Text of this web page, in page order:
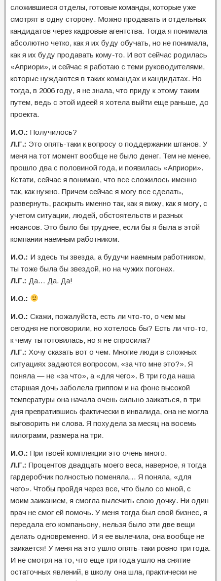
сложившиеся отделы, готовые команды, которые уже
смотрят в одну сторону. Можно продавать и отдельных
кандидатов через кадровые агентства. Тогда я понимала
абсолютно четко, как я их буду обучать, но не понимала,
как я их буду продавать кому-то. И вот сейчас родилась
«Априори», и сейчас я работаю с теми руководителями,
которые нуждаются в таких командах и кандидатах. Но
тогда, в 2006 году, я не знала, что приду к этому таким
путем, ведь с этой идеей я хотела выйти еще раньше, до
проекта.
И.О.: Получилось?
Л.Г.: Это опять-таки к вопросу о поддержании штанов. У
меня на тот момент вообще не было денег. Тем не менее,
прошло два с половиной года, и появилась «Априори».
Кстати, сейчас я понимаю, что все сложилось именно
так, как нужно. Причем сейчас я могу все сделать,
развернуть, раскрыть именно так, как я вижу, как я могу, с
учетом ситуации, людей, обстоятельств и разных
нюансов. Это было бы труднее, если бы я была в этой
компании наемным работником.
И.О.: И здесь ты звезда, а будучи наемным работником,
ты тоже была бы звездой, но на чужих погонах.
Л.Г.: Да… Да. Да!
И.О.:
И.О.: Скажи, пожалуйста, есть ли что-то, о чем мы
сегодня не поговорили, но хотелось бы? Есть ли что-то,
к чему ты готовилась, но я не спросила?
Л.Г.: Хочу сказать вот о чем. Многие люди в сложных
ситуациях задаются вопросом, «за что мне это?». Я
поняла — не «за что», а «для чего». В три года наша
старшая дочь заболела гриппом и на фоне высокой
температуры она начала очень сильно заикаться, в три
дня превратившись фактически в инвалида, она не могла
выговорить ни слова. Я похудела за месяц на восемь
килограмм, размера на три.
И.О.: При твоей комплекции это очень много.
Л.Г.: Процентов двадцать моего веса, наверное, я тогда
гардеробчик полностью поменяла… Я поняла, «для
чего». Чтобы пройдя через все, что было со мной, с
моим заиканием, я смогла вылечить свою дочку. Ни один
врач не смог ей помочь. У меня тогда был свой бизнес, я
передала его компаньону, нельзя было эти две вещи
делать одновременно. И я ее вылечила, она вообще не
заикается! У меня на это ушло опять-таки ровно три года.
И не смотря на то, что еще три года ушло на снятие
остаточных явлений, в школу она шла, практически не